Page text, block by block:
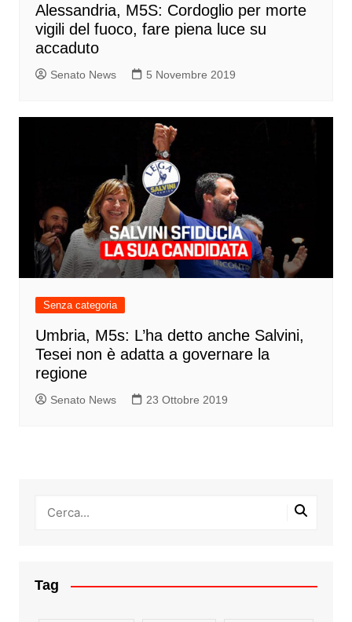
Alessandria, M5S: Cordoglio per morte
vigili del fuoco, fare piena luce su
accaduto
Senato News 5 Novembre 2019
Senza categoria
Umbria, M5s: L’ha detto anche Salvini,
Tesei non è adatta a governare la
regione
Senato News 23 Ottobre 2019
Tag